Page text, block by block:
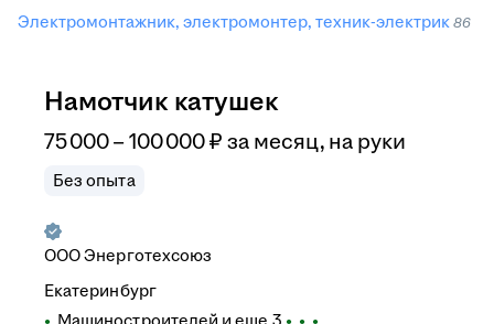
Электромонтажник, электромонтер, техник-электрик 86
Намотчик катушек
75 000–100 000₽ за месяц, на руки
Без опыта
ОООЭнерготехсоюз
Екатеринбург
Машиностроителей и еще 3